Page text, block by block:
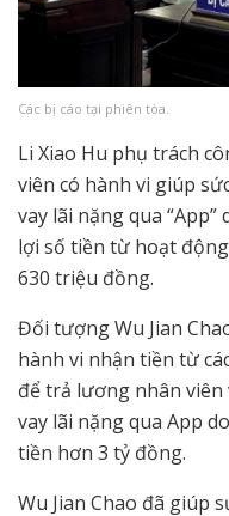
Các bị cáo tại phiên tòa.
Li Xiao Hu phụ trách
viên có hành vi giúp
vay lãi nặng qua
lợi số tiền từ hoạt
630 triệu đồng.
Đối tượng Wu Jian
hành vi nhận tiền từ
để trả lương nhân viên
vay lãi nặng qua App
tiền hơn 3 tỷ đồng.
Wu Jian Chao đã giúp